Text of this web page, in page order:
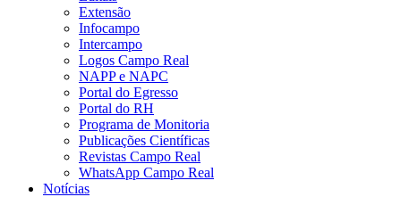
Extensão
Infocampo
Intercampo
Logos Campo Real
NAPP e NAPC
Portal do Egresso
Portal do RH
Programa de Monitoria
Publicações Científicas
Revistas Campo Real
WhatsApp Campo Real
Notícias